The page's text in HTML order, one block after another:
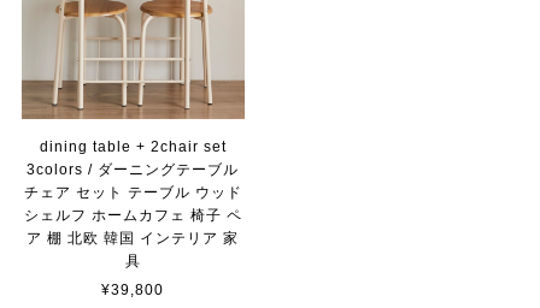
dining table + 2chair set
3colors / ダーニングテーブル
チェア セット テーブル ウッド
シェルフ ホームカフェ 椅子 ペ
ア 棚 北欧 韓国 インテリア 家
具
¥39,800